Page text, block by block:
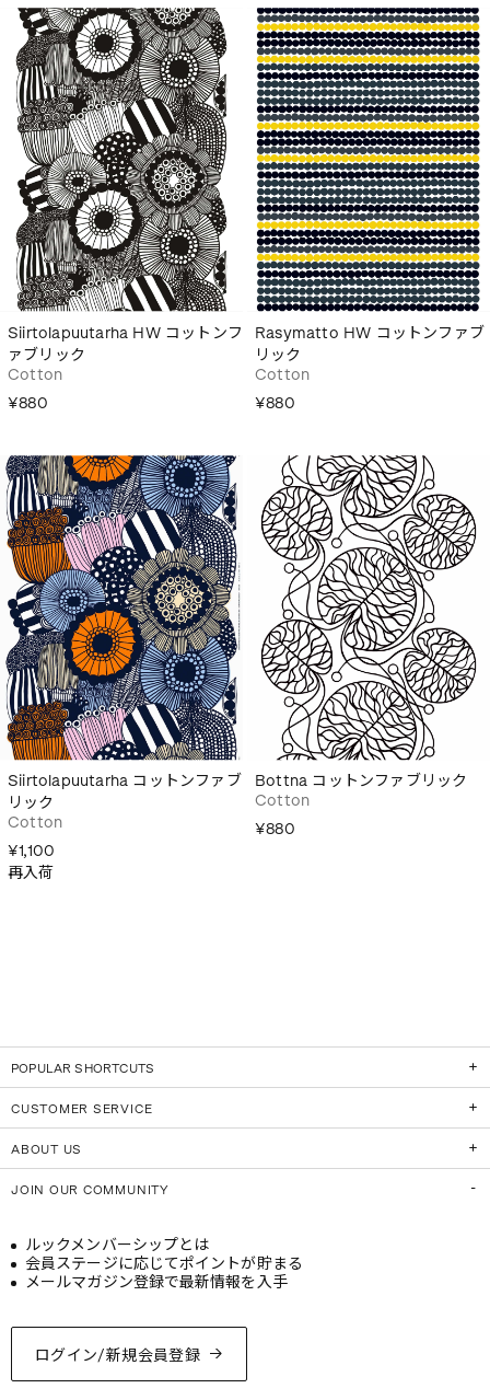
Siirtolapuutarha HW コットンフ
ァブリック
Cotton
¥880
Rasymatto HW コットンファブ
リック
Cotton
¥880
Siirtolapuutarha コットンファブ
リック
Cotton
¥1,100
再入荷
Bottna コットンファブリック
Cotton
¥880
POPULAR SHORTCUTS
CUSTOMER SERVICE
ABOUT US
JOIN OUR COMMUNITY
ログイン/新規会員登録
ルックメンバーシップとは
会員ステージに応じてポイントが貯まる
メールマガジン登録で最新情報を入手